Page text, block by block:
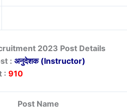
2023 Post Details
: अनुदेशक (Instructor)
: 910
Post Name